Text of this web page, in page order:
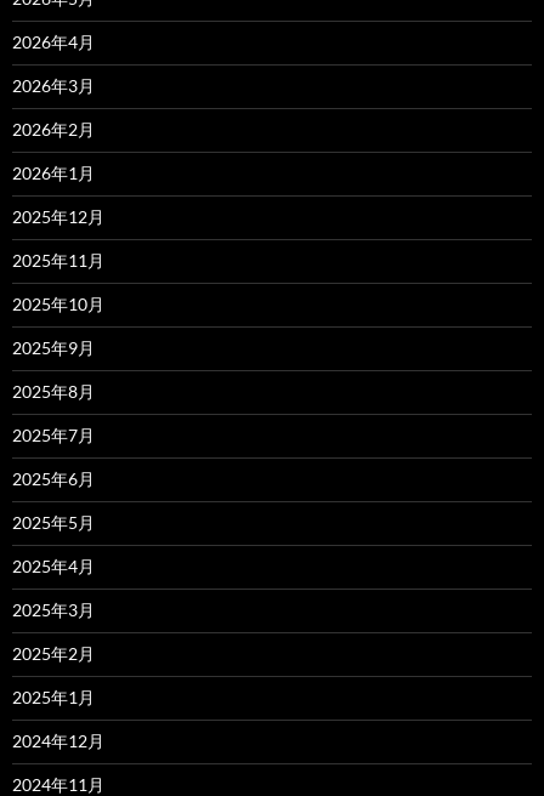
2026年4月
2026年3月
2026年2月
2026年1月
2025年12月
2025年11月
2025年10月
2025年9月
2025年8月
2025年7月
2025年6月
2025年5月
2025年4月
2025年3月
2025年2月
2025年1月
2024年12月
2024年11月